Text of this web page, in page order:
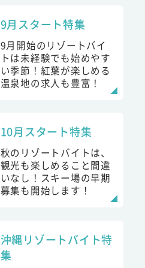
9月スタート特集
9月開始のリゾートバイ
トは未経験でも始めやす
い季節！紅葉が楽しめる
温泉地の求人も豊富！
10月スタート特集
秋のリゾートバイトは、
観光も楽しめること間違
いなし！スキー場の早期
募集も開始します！
沖縄リゾートバイト特
集